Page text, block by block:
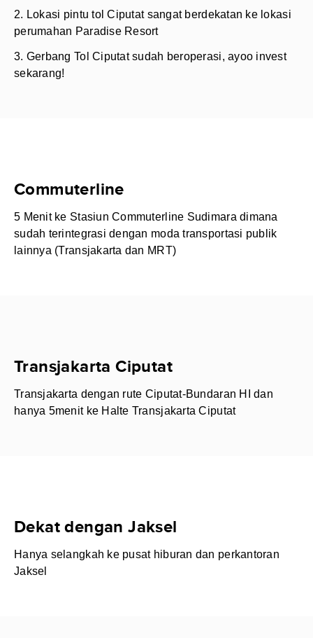
2. Lokasi pintu tol Ciputat sangat berdekatan ke lokasi
perumahan Paradise Resort
3. Gerbang Tol Ciputat sudah beroperasi, ayoo invest
sekarang!
Commuterline
5 Menit ke Stasiun Commuterline Sudimara dimana
sudah terintegrasi dengan moda transportasi publik
lainnya (Transjakarta dan MRT)
Transjakarta Ciputat
Transjakarta dengan rute Ciputat-Bundaran HI dan
hanya 5menit ke Halte Transjakarta Ciputat
Dekat dengan Jaksel
Hanya selangkah ke pusat hiburan dan perkantoran
Jaksel